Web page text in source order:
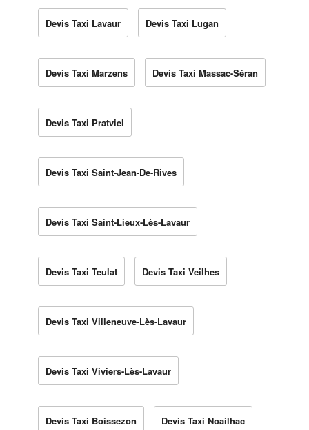
Devis Taxi Lavaur Devis Taxi Lugan
Devis Taxi Marzens Devis Taxi Massac-Séran
Devis Taxi Pratviel
Devis Taxi Saint-Jean-De-Rives
Devis Taxi Saint-Lieux-Lès-Lavaur
Devis Taxi Teulat Devis Taxi Veilhes
Devis Taxi Villeneuve-Lès-Lavaur
Devis Taxi Viviers-Lès-Lavaur
Devis Taxi Boissezon Devis Taxi Noailhac